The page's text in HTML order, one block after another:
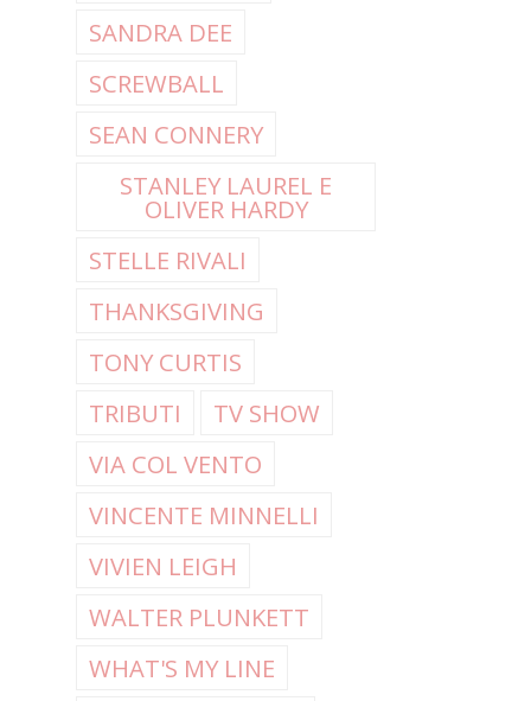
SANDRA DEE
SCREWBALL
SEAN CONNERY
STANLEY LAUREL E
OLIVER HARDY
STELLE RIVALI
THANKSGIVING
TONY CURTIS
TRIBUTI
TV SHOW
VIA COL VENTO
VINCENTE MINNELLI
VIVIEN LEIGH
WALTER PLUNKETT
WHAT'S MY LINE